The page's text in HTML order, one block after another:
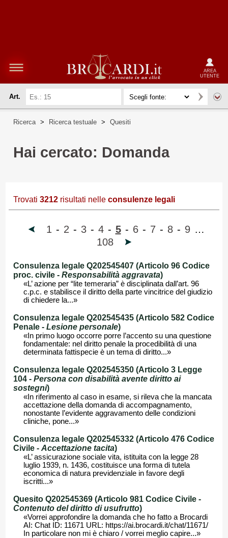
AREA
UTENTE
Art.
Ricerca > Ricerca testuale > Quesiti
Hai cercato: Domanda
Trovati 3212 risultati nelle consulenze legali
1 - 2 - 3 - 4 - 5 - 6 - 7 - 8 - 9 …
108
Consulenza legale Q202545407 (Articolo 96 Codice
proc. civile - Responsabilità aggravata)
«L’ azione per “lite temeraria” è disciplinata dall’art. 96
c.p.c. e stabilisce il diritto della parte vincitrice del giudizio
di chiedere la...»
Consulenza legale Q202545435 (Articolo 582 Codice
Penale - Lesione personale)
«In primo luogo occorre porre l’accento su una questione
fondamentale: nel diritto penale la procedibilità di una
determinata fattispecie è un tema di diritto...»
Consulenza legale Q202545350 (Articolo 3 Legge
104 - Persona con disabilità avente diritto ai
sostegni)
«In riferimento al caso in esame, si rileva che la mancata
accettazione della domanda di accompagnamento,
nonostante l’evidente aggravamento delle condizioni
cliniche, pone...»
Consulenza legale Q202545332 (Articolo 476 Codice
Civile - Accettazione tacita)
«L’ assicurazione sociale vita, istituita con la legge 28
luglio 1939, n. 1436, costituisce una forma di tutela
economica di natura previdenziale in favore degli
iscritti...»
Quesito Q202545369 (Articolo 981 Codice Civile -
Contenuto del diritto di usufrutto)
«Vorrei approfondire la domanda che ho fatto a Brocardi
AI: Chat ID: 11671 URL: https://ai.brocardi.it/chat/11671/
In particolare non mi è chiaro / vorrei meglio capire...»